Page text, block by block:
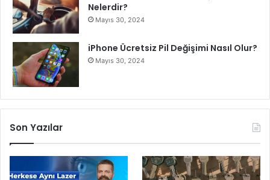
y
e
o
g
r
a
m
n
A
Nelerdir?
Mayıs 30, 2024
iPhone Ücretsiz Pil Değişimi Nasıl Olur?
Mayıs 30, 2024
Son Yazılar